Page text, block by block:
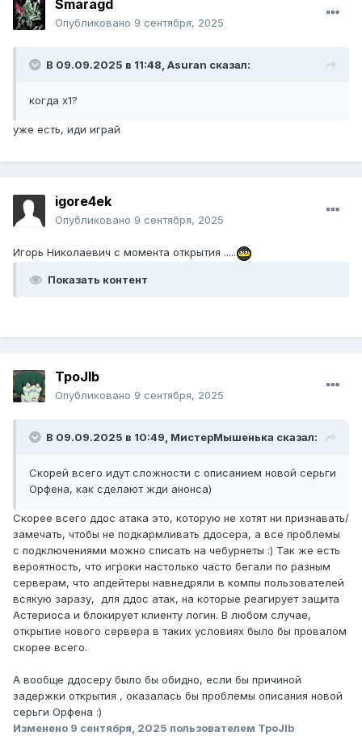
Smaragd
Опубликовано 9 сентября, 2025
В 09.09.2025 в 11:48, Asuran сказал:
когда х1?
уже есть, иди играй
igore4ek
Опубликовано 9 сентября, 2025
Игорь Николаевич c момента открытия .....
Показать контент
TpoJlb
Опубликовано 9 сентября, 2025
В 09.09.2025 в 10:49, МистерМышенька сказал:
Скорей всего идут сложности с описанием новой серьги
Орфена, как сделают жди анонса)
Скорее всего ддос атака это, которую не хотят ни признавать/
замечать, чтобы не подкармливать ддосера, а все проблемы
с подключениями можно списать на чебурнеты :) Так же есть
вероятность, что игроки настолько часто бегали по разным
серверам, что апдейтеры навнедряли в компы пользователей
всякую заразу, для ддос атак, на которые реагирует защита
Астериоса и блокирует клиенту логин. В любом случае,
открытие нового сервера в таких условиях было бы провалом
скорее всего.
А вообще ддосеру было бы обидно, если бы причиной
задержки открытия , оказалась бы проблемы описания новой
серьги Орфена :)
Изменено 9 сентября, 2025 пользователем TpoJlb